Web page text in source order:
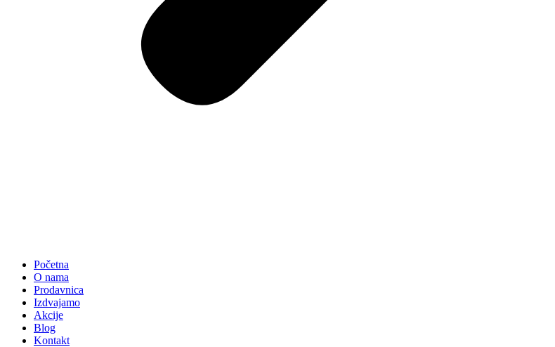
Početna
O nama
Prodavnica
Izdvajamo
Akcije
Blog
Kontakt